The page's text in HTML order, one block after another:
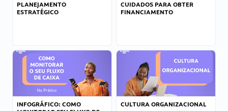
PLANEJAMENTO
ESTRATÉGICO
CUIDADOS PARA OBTER
FINANCIAMENTO
INFOGRÁFICO: COMO
CULTURA ORGANIZACIONAL